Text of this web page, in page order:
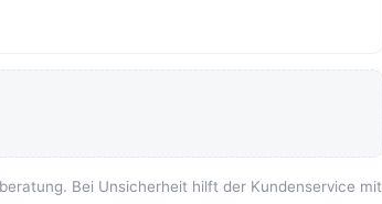
Bei Unsicherheit hilft der Kundenservice mit